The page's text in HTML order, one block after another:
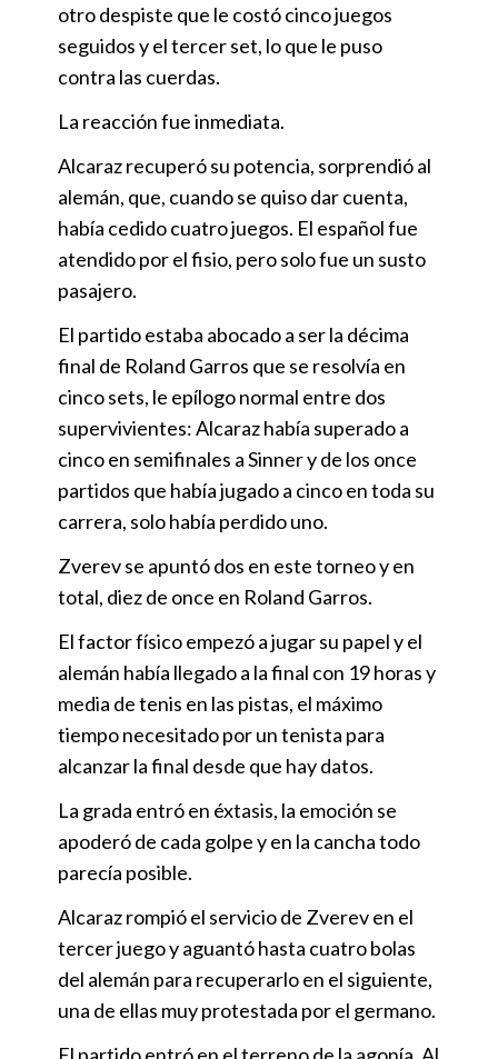
otro despiste que le costó cinco juegos
seguidos y el tercer set, lo que le puso
contra las cuerdas.
La reacción fue inmediata.
Alcaraz recuperó su potencia, sorprendió al
alemán, que, cuando se quiso dar cuenta,
había cedido cuatro juegos. El español fue
atendido por el fisio, pero solo fue un susto
pasajero.
El partido estaba abocado a ser la décima
final de Roland Garros que se resolvía en
cinco sets, le epílogo normal entre dos
supervivientes: Alcaraz había superado a
cinco en semifinales a Sinner y de los once
partidos que había jugado a cinco en toda su
carrera, solo había perdido uno.
Zverev se apuntó dos en este torneo y en
total, diez de once en Roland Garros.
El factor físico empezó a jugar su papel y el
alemán había llegado a la final con 19 horas y
media de tenis en las pistas, el máximo
tiempo necesitado por un tenista para
alcanzar la final desde que hay datos.
La grada entró en éxtasis, la emoción se
apoderó de cada golpe y en la cancha todo
parecía posible.
Alcaraz rompió el servicio de Zverev en el
tercer juego y aguantó hasta cuatro bolas
del alemán para recuperarlo en el siguiente,
una de ellas muy protestada por el germano.
El partido entró en el terreno de la agonía. Al